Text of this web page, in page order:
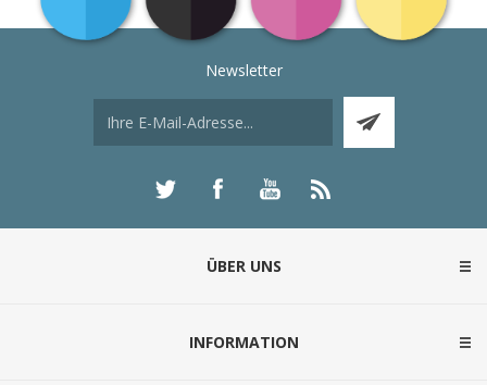
Newsletter
ÜBER UNS
INFORMATION